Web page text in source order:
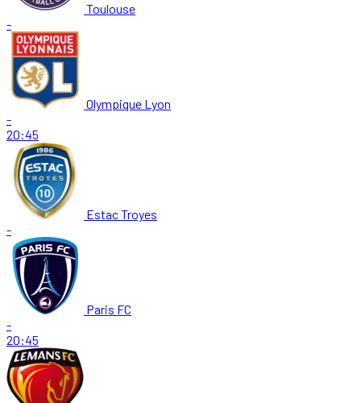
Toulouse
-
Olympique Lyon
-
20:45
Estac Troyes
-
Paris FC
-
20:45